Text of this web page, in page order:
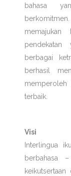
bahasa
berbagai
berhasil
memperoleh
terbaik.
Visi
Interlingua
berbahasa